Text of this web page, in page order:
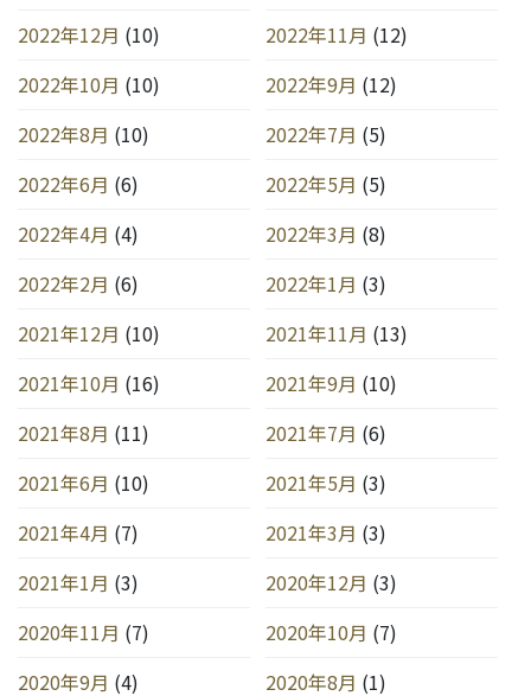
2022年12月 (10) 2022年11月 (12)
2022年10月 (10) 2022年9月 (12)
2022年8月 (10) 2022年7月 (5)
2022年6月 (6) 2022年5月 (5)
2022年4月 (4) 2022年3月 (8)
2022年2月 (6) 2022年1月 (3)
2021年12月 (10) 2021年11月 (13)
2021年10月 (16) 2021年9月 (10)
2021年8月 (11) 2021年7月 (6)
2021年6月 (10) 2021年5月 (3)
2021年4月 (7) 2021年3月 (3)
2021年1月 (3) 2020年12月 (3)
2020年11月 (7) 2020年10月 (7)
2020年9月 (4) 2020年8月 (1)